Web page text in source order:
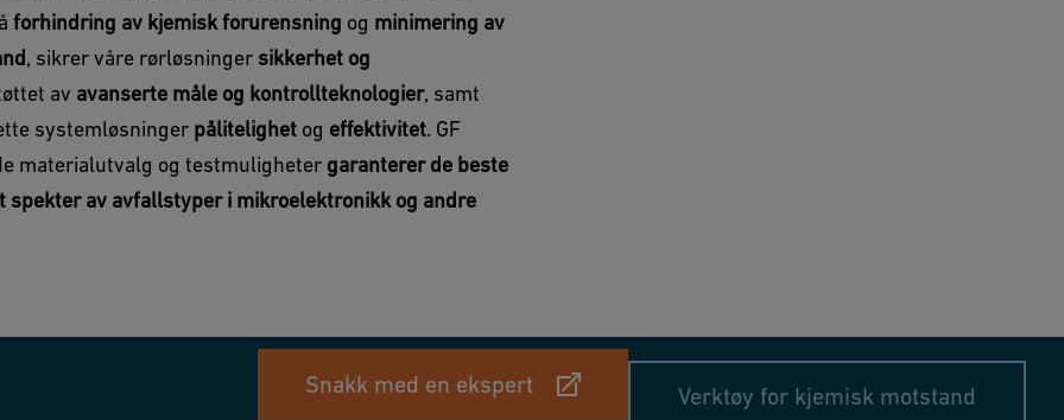
forhindring av kjemisk forurensning og minimering av
, sikrer våre rørløsninger sikkerhet og
av avanserte måle og kontrollteknologier, samt
systemløsninger pålitelighet og effektivitet. GF
materialutvalg og testmuligheter garanterer de beste
av avfallstyper i mikroelektronikk og andre
Snakk med en ekspert Verktøy for kjemisk motstand